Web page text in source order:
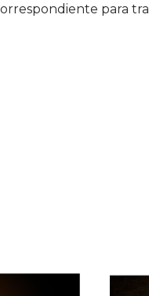
para